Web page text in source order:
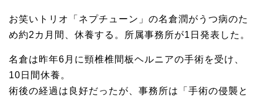
お笑いトリオ「ネプチューン」の名倉潤がうつ病のた
め約2カ月間、休養する。所属事務所が1日発表した。
名倉は昨年6月に頸椎椎間板ヘルニアの手術を受け、
10日間休養。
術後の経過は良好だったが、事務所は「手術の侵襲と